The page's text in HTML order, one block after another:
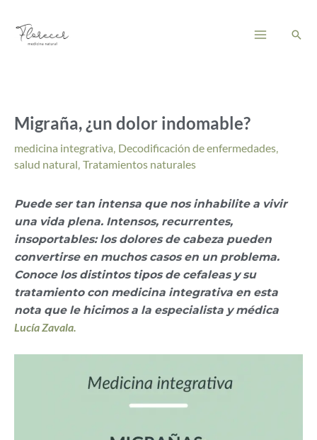
contenido
Menu
Migraña, ¿un dolor indomable?
medicina integrativa, Decodificación de enfermedades,
salud natural, Tratamientos naturales
Puede ser tan intensa que nos inhabilite a vivir
una vida plena. Intensos, recurrentes,
insoportables: los dolores de cabeza pueden
convertirse en muchos casos en un problema.
Conoce los distintos tipos de cefaleas y su
tratamiento con medicina integrativa en esta
nota que le hicimos a la especialista y médica
Lucía Zavala.